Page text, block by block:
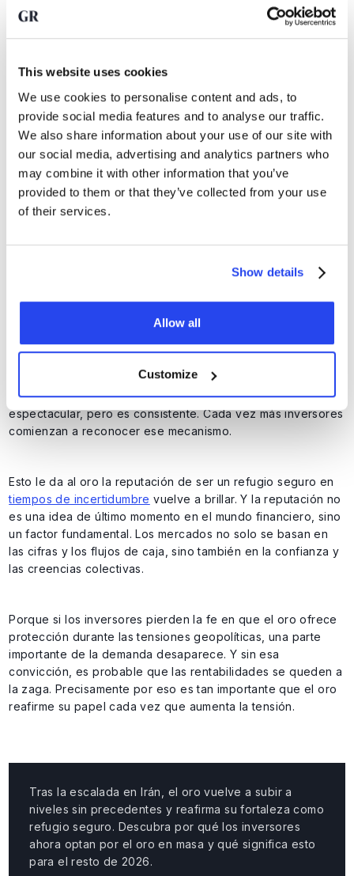
This website uses cookies
We use cookies to personalise content and ads, to
provide social media features and to analyse our traffic.
We also share information about your use of our site with
our social media, advertising and analytics partners who
may combine it with other information that you’ve
provided to them or that they’ve collected from your use
of their services.
Show details
Allow all
Customize
Esto puede convertirse en un problema. Un precio del
débil. Encarece la actividad económica. En teoría, ese
también es un argumento a favor del oro. De este modo, el
conflicto en Irán ofrece varios argumentos que apoyan la
inversión en oro.
Probablemente no haya una
escalada completa.
puede resultar valiosa, precisamente porque a menudo
Cuando aumentan los riesgos mundiales, vemos un patrón
bonos del gobierno están perdiendo su atractivo natural y
el oro está ganando terreno. Este movimiento no siempre es
espectacular, pero es consistente. Cada vez más inversores
comienzan a reconocer ese mecanismo.
Esto le da al oro la reputación de ser un refugio seguro en
tiempos de incertidumbre vuelve a brillar. Y la reputación no
es una idea de último momento en el mundo financiero, sino
un factor fundamental. Los mercados no solo se basan en
las cifras y los flujos de caja, sino también en la confianza y
las creencias colectivas.
Porque si los inversores pierden la fe en que el oro ofrece
protección durante las tensiones geopolíticas, una parte
importante de la demanda desaparece. Y sin esa
convicción, es probable que las rentabilidades se queden a
la zaga. Precisamente por eso es tan importante que el oro
reafirme su papel cada vez que aumenta la tensión.
Tras la escalada en Irán, el oro vuelve a subir a
niveles sin precedentes y reafirma su fortaleza como
refugio seguro. Descubra por qué los inversores
ahora optan por el oro en masa y qué significa esto
para el resto de 2026.